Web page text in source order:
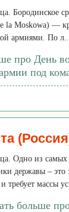
la Moskowa) —
армиями. По
про День
под
Одно из
державы – это
требует массы
больше